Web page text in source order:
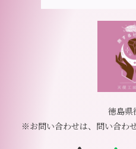
徳島県
※お問い合わせは、問い合わ